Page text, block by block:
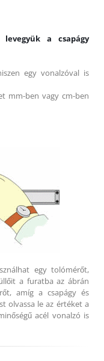
a csapágy
egy vonalzóval is
mm-ben vagy cm-ben
egy tolómérőt,
a furatba az ábrán
amíg a csapágy és
olvassa le az értéket a
acél vonalzó is